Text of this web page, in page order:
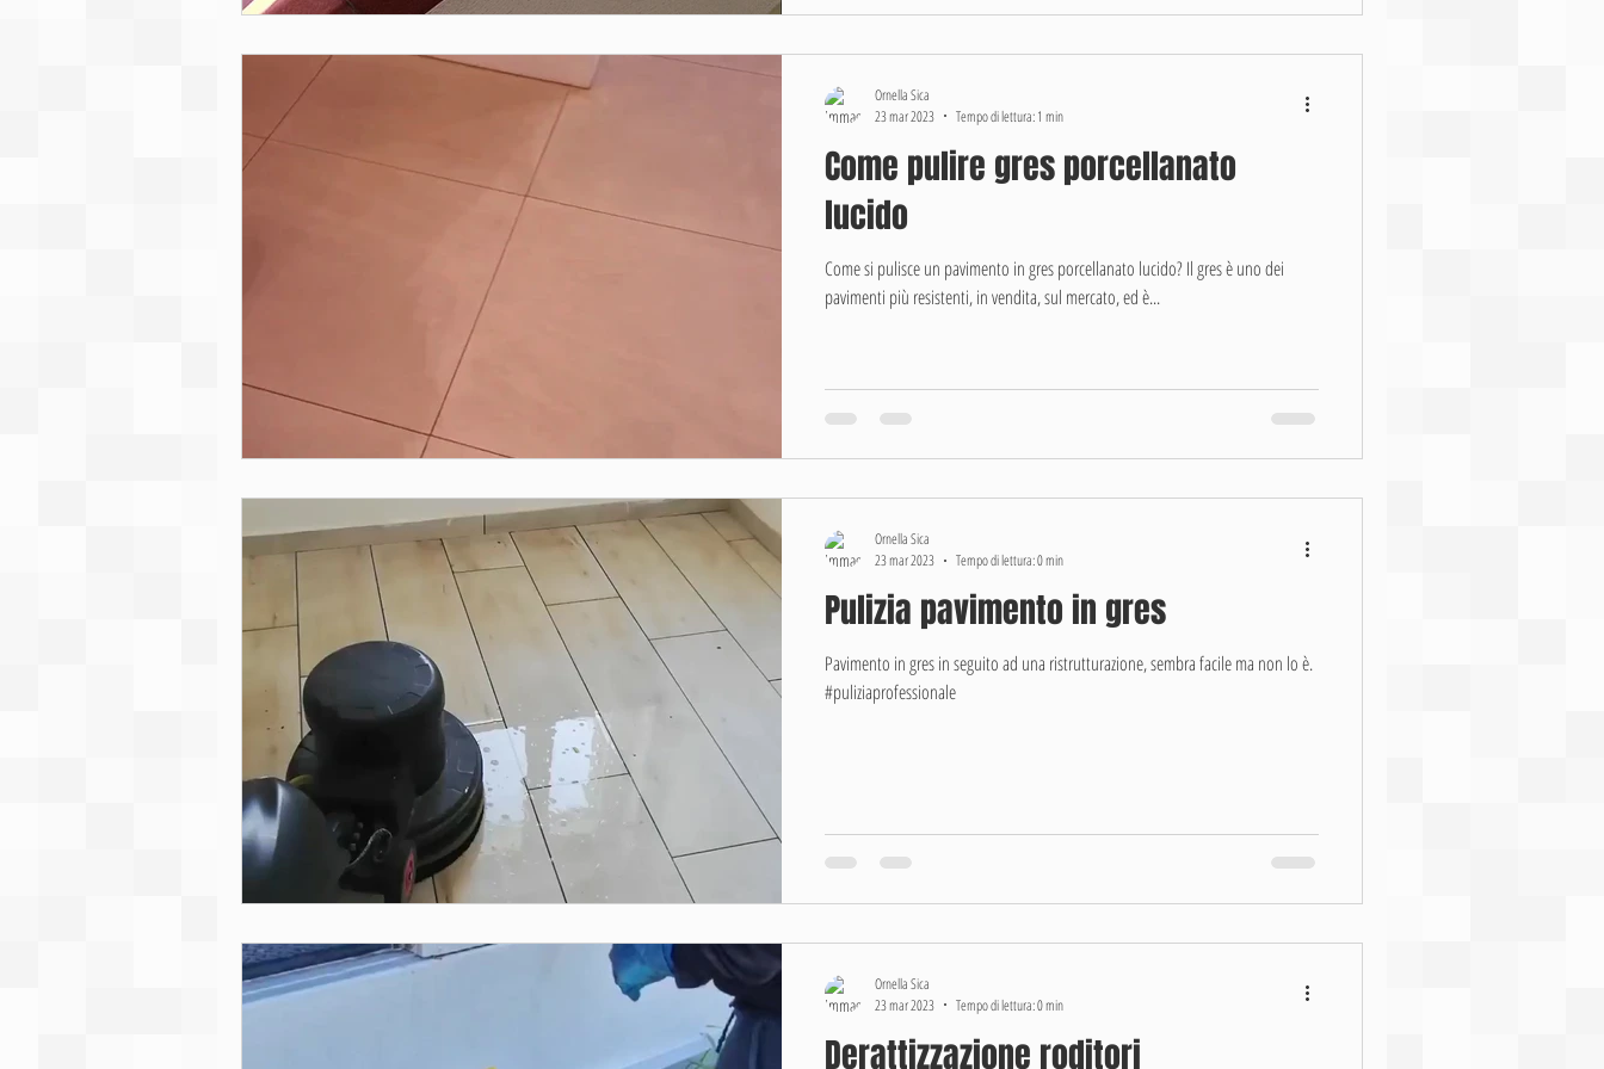
Come pulire gres porcellanato
lucido
Come si pulisce un pavimento in gres porcellanato lucido? Il gres è uno dei
pavimenti più resistenti, in vendita, sul mercato, ed è...
Ornella Sica
23 mar 2023
Tempo di lettura: 1 min
Pulizia pavimento in gres
Pavimento in gres in seguito ad una ristrutturazione, sembra facile ma non lo è.
#puliziaprofessionale
Ornella Sica
23 mar 2023
Tempo di lettura: 0 min
Derattizzazione roditori
Ornella Sica
23 mar 2023
Tempo di lettura: 0 min